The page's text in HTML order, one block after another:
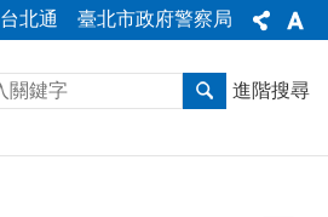
台北通 臺北市政府警察局
進階搜尋